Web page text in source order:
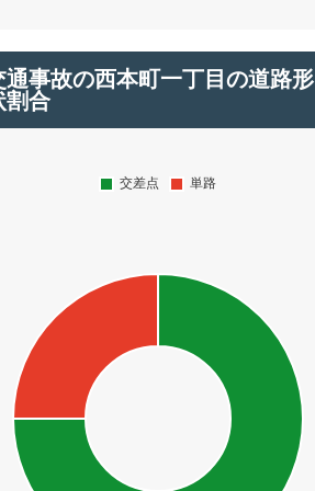
通事故の西本町一丁目の道路形
割合